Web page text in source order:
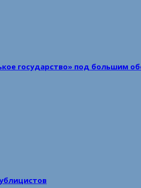
государство» под большим